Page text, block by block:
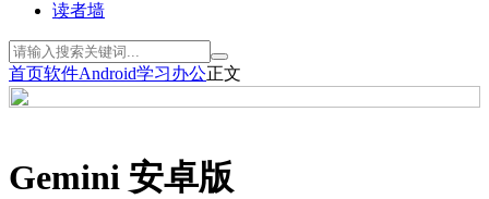
读者墙
首页软件Android学习办公正文
Gemini 安卓版